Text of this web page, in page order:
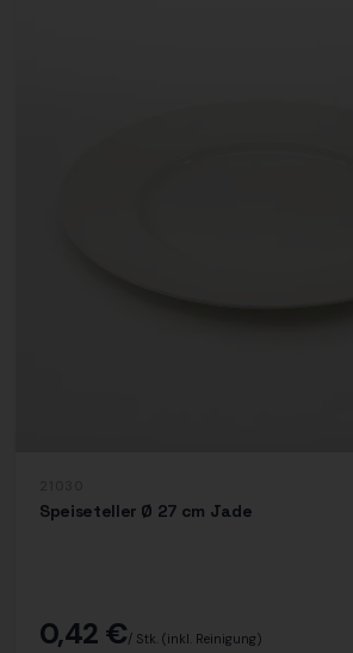
Speiseteller Ø 27 cm Jade
0,42 €/ Stk.(inkl. Reinigung)